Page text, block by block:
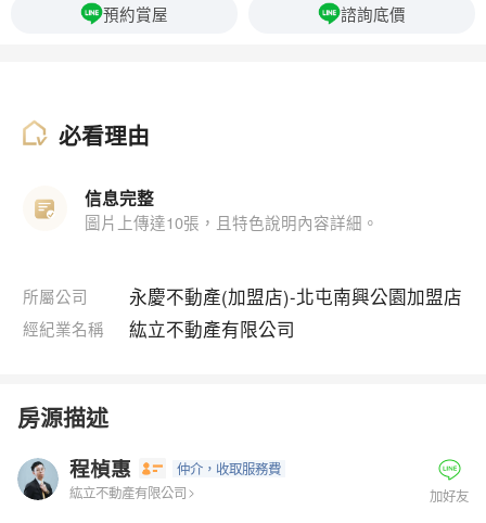
預約賞屋 諮詢底價
必看理由
信息完整
圖片上傳達10張，且特色說明內容詳細。
所屬公司 永慶不動產(加盟店)-北屯南興公園加盟店
經紀業名稱 紘立不動產有限公司
房源描述
程楨惠 仲介 ，收取服務費
紘立不動產有限公司
加好友